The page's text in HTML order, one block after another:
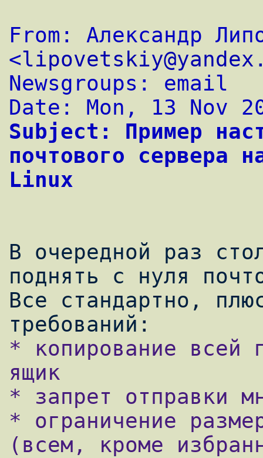
From: Александр
<
Newsgroups: email
Date: Mon, 13 Nov
Subject: Пример
почтового сервера
Linux
В очередной раз
поднять с нуля
Все стандартно,
* копирование всей
ящик
* запрет отправки
* ограничение
(всем, кроме